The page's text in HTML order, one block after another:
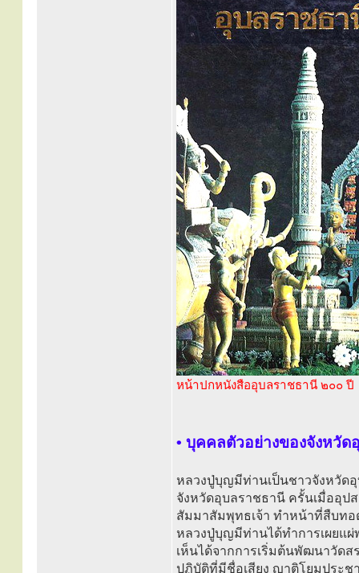
หน้าปกหนังสืออุบลราชธานี ๒๐๐ ปี
• บุคคลตัวอย่างของจังหวัด
หลวงปู่บุญมีท่านเป็นชาวจังหวัดอุ
จังหวัดอุบลราชธานี ครั้นเมื่ออุป
สัมมาสัมพุทธเจ้า ทำหน้าที่สืบท
หลวงปู่บุญมีท่านได้ทำการเผยแ
เห็นได้จากการเริ่มต้นพัฒนาวัดส
ปฏิบัติที่มีชื่อเสียง ญาติโยมประช